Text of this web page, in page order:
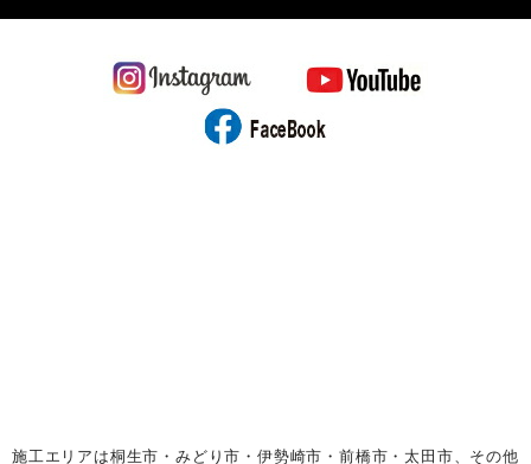
施工エリアは桐生市・みどり市・伊勢崎市・前橋市・太田市、その他